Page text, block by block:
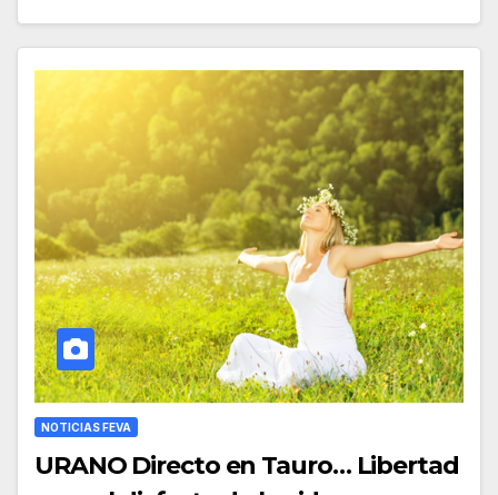
NOTICIAS FEVA
URANO Directo en Tauro… Libertad